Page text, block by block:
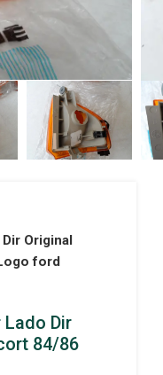
Original
ford
Dir
84/86